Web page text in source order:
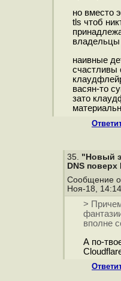
но вместо
tls чтоб
владельцы
наивные
счастливы
васян-то
зато
35. "Новый
DNS
Сообщение
Ноя-18, 14:14
>
вполне
А по-